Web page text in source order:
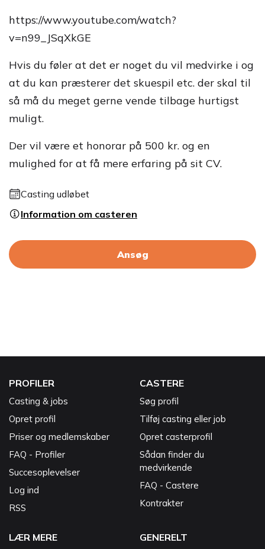
https://www.youtube.com/watch?
v=n99_JSqXkGE
Hvis du føler at det er noget du vil medvirke i og
at du kan præsterer det skuespil etc. der skal til
så må du meget gerne vende tilbage hurtigst
muligt.
Der vil være et honorar på 500 kr. og en
mulighed for at få mere erfaring på sit CV.
Casting udløbet
Information om casteren
Ansøg
PROFILER
Casting & jobs
Opret profil
Priser og medlemskaber
FAQ - Profiler
Succesoplevelser
Log ind
RSS
CASTERE
Søg profil
Tilføj casting eller job
Opret casterprofil
Sådan finder du
medvirkende
FAQ - Castere
Kontrakter
LÆR MERE GENERELT